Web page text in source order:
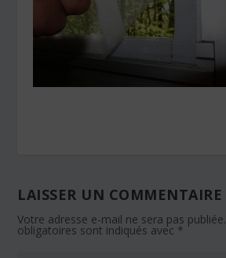
LAISSER UN COMMENTAIRE
Votre adresse e-mail ne sera pas publiée.
obligatoires sont indiqués avec *